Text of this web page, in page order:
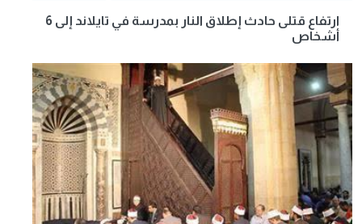
ارتفاع قتلى حادث إطلاق النار بمدرسة في تايلاند إلى 6
أشخاص